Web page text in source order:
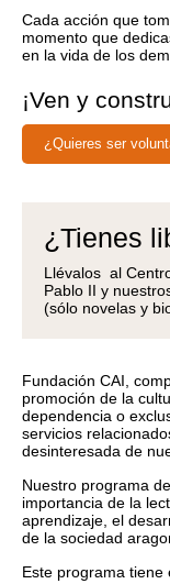
Cada acción que
momento que
en la vida de los
¡Ven y
¿Quieres ser
¿Tienes
Llévalos al
Pablo II y
(sólo novelas y
Fundación CAI,
promoción de la
dependencia o
servicios
desinteresada de
Nuestro programa
importancia de la
aprendizaje, el
de la sociedad
Este programa